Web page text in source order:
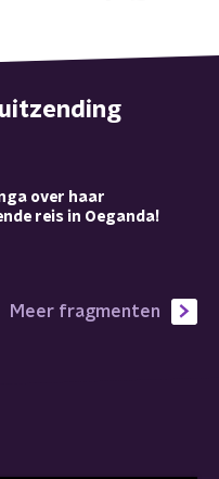
over haar
reis in Oeganda!
Meer fragmenten